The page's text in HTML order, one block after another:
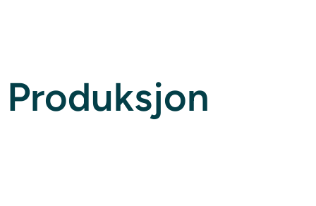
Produksjon